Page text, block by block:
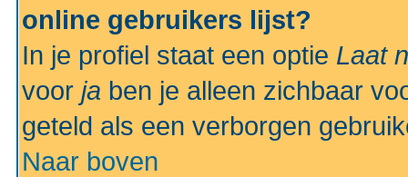
online gebruikers lijst?
In je profiel staat een optie Laat
voor ja ben je alleen zichbaar
geteld als een verborgen
Naar boven